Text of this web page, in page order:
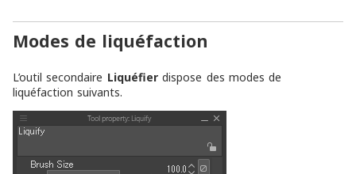
Modes de liquéfaction
L’outil secondaire Liquéfierdispose des modes de
liquéfaction suivants.